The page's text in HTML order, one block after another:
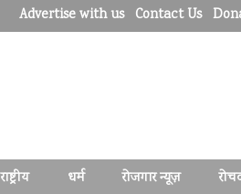
Advertise with us Contact Us
राष्ट्रीय धर्म रोजगार न्यूज़